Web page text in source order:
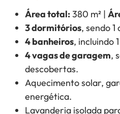
Área total:380 m² |
3 dormitórios, sendo
4 banheiros, incluindo
4 vagas de garagem,
descobertas.
Aquecimento solar,
energética.
Lavanderia isolada